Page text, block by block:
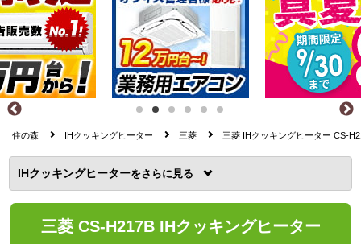
住の森 IHクッキングヒーター 三菱 三菱 IHクッキングヒーター CS-
IHクッキングヒーターを
三菱 CS-H217B IHクッキングヒーター